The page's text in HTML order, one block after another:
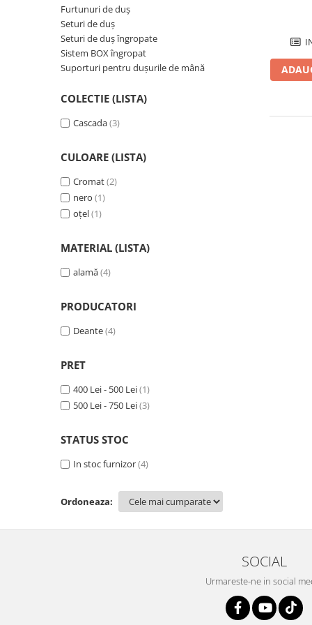
Paravane de cada
Baterii de baie
Seturi baterii
Baterii lavoar
Baterii bideu
Baterii cada
Sisteme de dus incastrate
Coloane de dus
Pare, furtunuri si accesorii dus
Rezervoare wc
Rezervoare incastrate
Cadre incastrate
Paravane de dus Walk
Cabine simple de dus
Rigole de dus
Seturi mobilier baie
Dulapuri baza si blaturi lavoar
Protecție pentru lemn și piatră
Vopsele pentru marcaje forestiere,
rutiere și industriale
Hidroizolații/Terase și Acoperișuri
Tehnici decorative Jeger
Microciment
Cornise tavan
Furtunuri de duș
Seturi de duș
Seturi de duș îngropate
Sistem BOX îngropat
Suporturi pentru dușurile de mână
COLECTIE (LISTA)
Cascada(3)
CULOARE (LISTA)
Cromat(2)
nero (1)
oțel(1)
MATERIAL (LISTA)
alamă(4)
PRODUCATORI
Deante(4)
PRET
400 Lei - 500 Lei(1)
500 Lei - 750 Lei(3)
STATUS STOC
In stoc furnizor(4)
Ordoneaza:
SOCIAL
Urmareste-ne in social